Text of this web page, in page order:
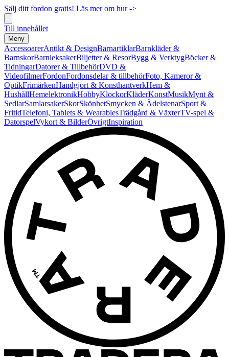
Sälj ditt fordon gratis! Läs mer om hur ->
Till innehållet
Meny
AccessoarerAntikt & DesignBarnartiklarBarnkläder &
BarnskorBarnleksakerBiljetter & ResorBygg & VerktygBöcker &
TidningarDatorer & TillbehörDVD &
VideofilmerFordonFordonsdelar & tillbehörFoto, Kameror &
OptikFrimärkenHandgjort & KonsthantverkHem &
HushållHemelektronikHobbyKlockorKläderKonstMusikMynt &
SedlarSamlarsakerSkorSkönhetSmycken & ÄdelstenarSport &
FritidTelefoni, Tablets & WearablesTrädgård & VäxterTV-spel &
DatorspelVykort & BilderÖvrigtInspiration